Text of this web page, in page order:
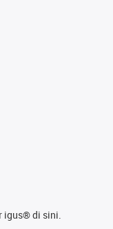
igus® di sini.